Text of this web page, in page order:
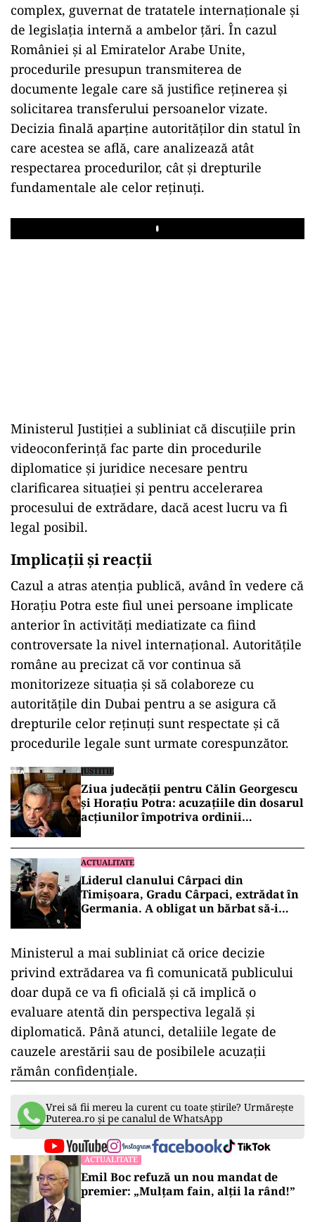
complex, guvernat de tratatele internaționale și
de legislația internă a ambelor țări. În cazul
României și al Emiratelor Arabe Unite,
procedurile presupun transmiterea de
documente legale care să justifice reținerea și
solicitarea transferului persoanelor vizate.
Decizia finală aparține autorităților din statul în
care acestea se află, care analizează atât
respectarea procedurilor, cât și drepturile
fundamentale ale celor reținuți.
Play
Ministerul Justiției a subliniat că discuțiile prin
videoconferință fac parte din procedurile
diplomatice și juridice necesare pentru
clarificarea situației și pentru accelerarea
procesului de extrădare, dacă acest lucru va fi
legal posibil.
Implicații și reacții
Cazul a atras atenția publică, având în vedere că
Horațiu Potra este fiul unei persoane implicate
anterior în activități mediatizate ca fiind
controversate la nivel internațional. Autoritățile
române au precizat că vor continua să
monitorizeze situația și să colaboreze cu
autoritățile din Dubai pentru a se asigura că
drepturile celor reținuți sunt respectate și că
procedurile legale sunt urmate corespunzător.
JUSTITIE
Ziua judecății pentru Călin Georgescu
și Horațiu Potra: acuzațiile din dosarul
acțiunilor împotriva ordinii
de la Înalta Curte
ACTUALITATE
Liderul clanului Cârpaci din
Timișoara, Gradu Cârpaci, extrădat în
Germania. A obligat un bărbat să-i
Ministerul a mai subliniat că orice decizie
privind extrădarea va fi comunicată publicului
doar după ce va fi oficială și că implică o
evaluare atentă din perspectiva legală și
diplomatică. Până atunci, detaliile legate de
cauzele arestării sau de posibilele acuzații
rămân confidențiale.
Vrei să fii mereu la curent cu toate știrile? Urmărește
Puterea.ro și pe canalul de WhatsApp
ACTUALITATE
Emil Boc refuză un nou mandat de
premier: „Mulțam fain, alții la rând!”